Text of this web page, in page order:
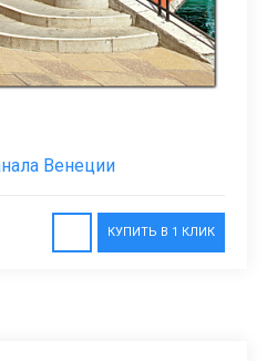
Венеции
КУПИТЬ В 1 КЛИК